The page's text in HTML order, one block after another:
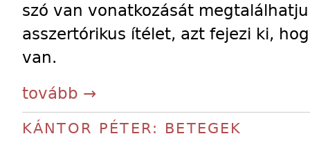
szó van vonatkozását
asszertórikus ítélet, azt fejezi ki,
van.
tovább →
KÁNTOR PÉTER: BETEGEK